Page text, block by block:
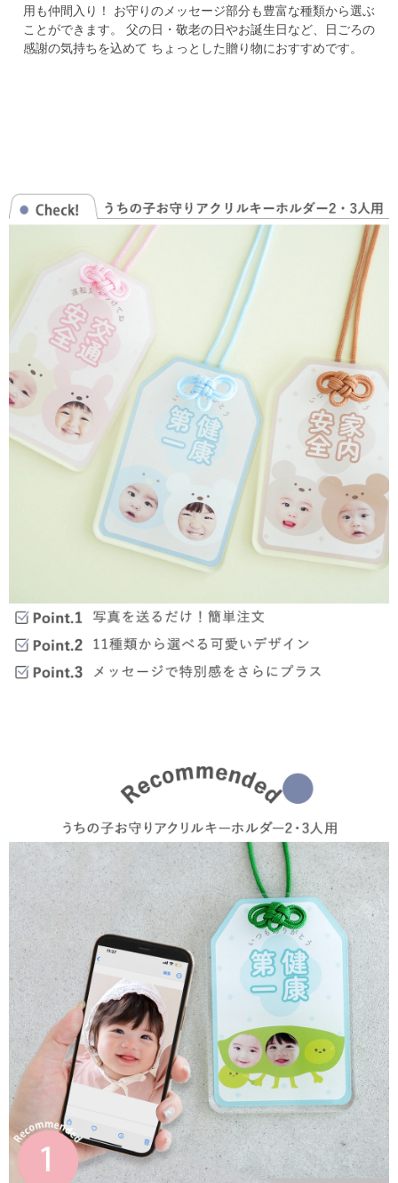
用も仲間入り！
お守りのメッセージ部分も豊富な種類から選ぶ
ことができます。
父の日・敬老の日やお誕生日など、日ごろの
感謝の気持ちを込めて ちょっとした贈り物におすすめです。